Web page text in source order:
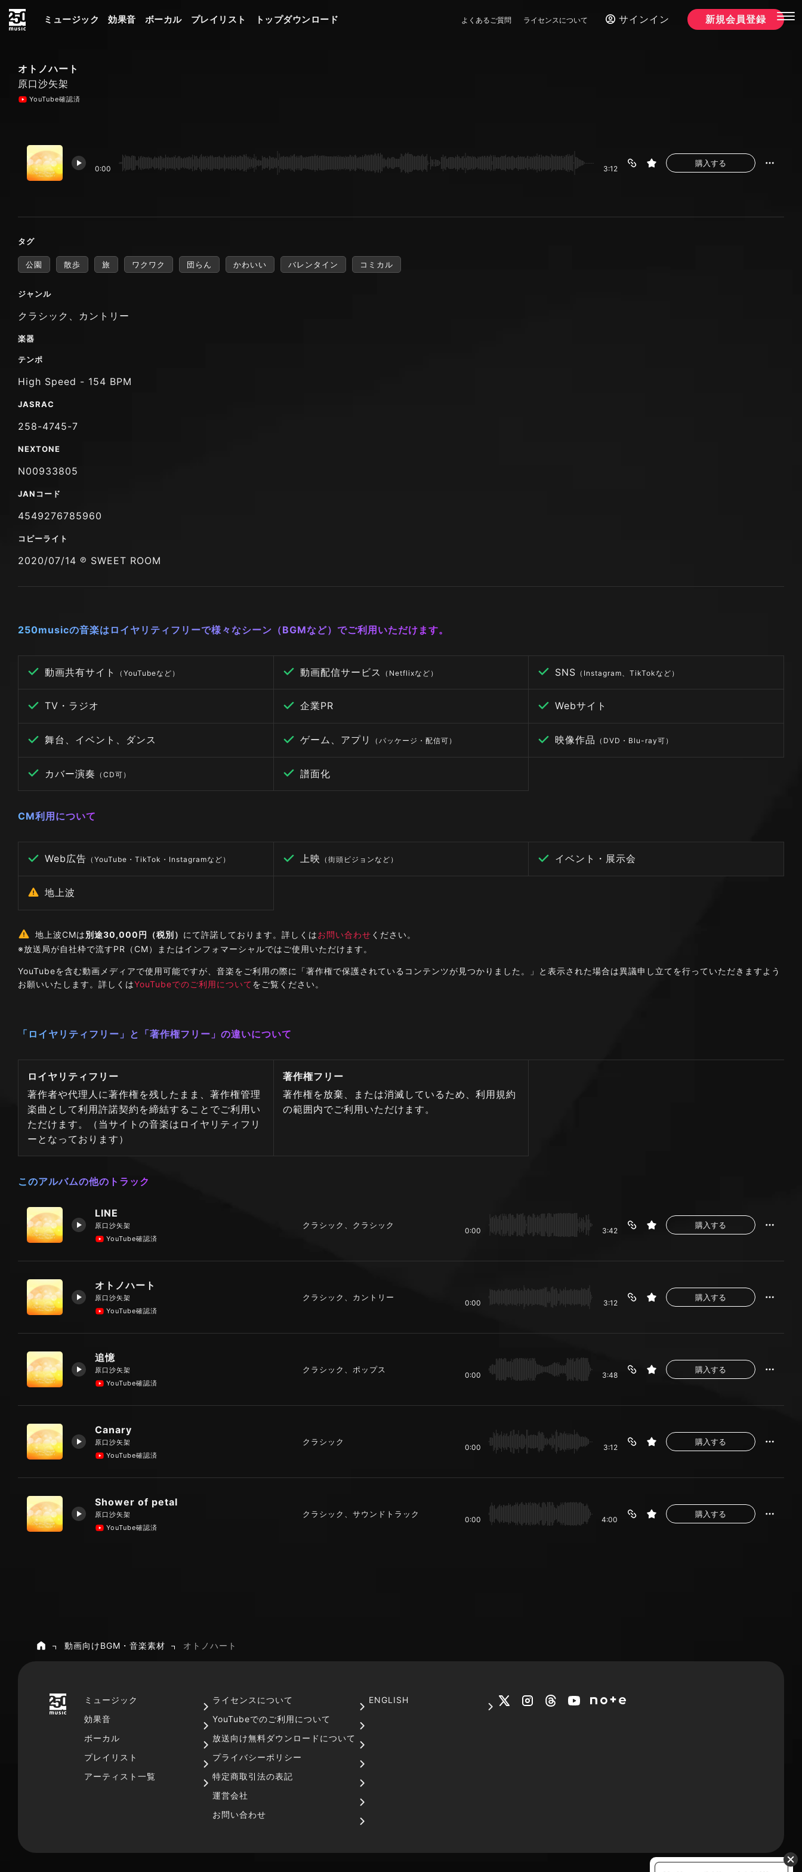
ミュージック 効果音 ボーカル プレイリスト トップダウンロード よくあるご質問 ライセンスについて サインイン 新規会員登録
オトノハート
原口沙矢架
YouTube確認済
0:00 3:12
購入する
タグ
公園 散歩 旅 ワクワク 団らん かわいい バレンタイン コミカル
ジャンル
クラシック、カントリー
楽器
テンポ
High Speed - 154 BPM
JASRAC
258-4745-7
NEXTONE
N00933805
JANコード
4549276785960
コピーライト
2020/07/14 ℗ SWEET ROOM
250musicの音楽はロイヤリティフリーで様々なシーン（BGMなど）でご利用いただけます。
動画共有サイト （YouTubeなど） 動画配信サービス （Netflixなど） SNS （Instagram、TikTokなど）
TV・ラジオ 企業PR Webサイト
舞台、イベント、ダンス ゲーム、アプリ （パッケージ・配信可） 映像作品 （DVD・Blu-ray可）
カバー演奏 （CD可） 譜面化
CM利用について
Web広告 （YouTube・TikTok・Instagramなど） 上映 （街頭ビジョンなど） イベント・展示会
地上波
地上波CMは別途30,000円（税別） にて許諾しております。詳しくはお問い合わせ ください。
※放送局が自社枠で流すPR（CM）またはインフォマーシャルではご使用いただけます。
YouTubeを含む動画メディアで使用可能ですが、音楽をご利用の際に「著作権で保護されているコンテンツが見つかりました。」と表示された場合は異議申し立てを行っていただきますよう
お願いいたします。詳しくはYouTubeでのご利用についてをご覧ください。
「ロイヤリティフリー」と「著作権フリー」の違いについて
ロイヤリティフリー
著作者や代理人に著作権を残したまま、著作権管理
楽曲として利用許諾契約を締結することでご利用い
ただけます。（当サイトの音楽はロイヤリティフリ
ーとなっております）
著作権フリー
著作権を放棄、または消滅しているため、利用規約
の範囲内でご利用いただけます。
このアルバムの他のトラック
LINE
原口沙矢架
YouTube確認済
クラシック、クラシック
0:00 3:42
購入する
オトノハート
原口沙矢架
YouTube確認済
クラシック、カントリー
0:00 3:12
購入する
追憶
原口沙矢架
YouTube確認済
クラシック、ポップス
0:00 3:48
購入する
Canary
原口沙矢架
YouTube確認済
クラシック
0:00 3:12
購入する
Shower of petal
原口沙矢架
YouTube確認済
クラシック、サウンドトラック
0:00 4:00
購入する
ホーム動画向けBGM・音楽素材 オトノハート
ミュージック
効果音
ボーカル
プレイリスト
アーティスト一覧
ライセンスについて
YouTubeでのご利用について
放送向け無料ダウンロードについて
プライバシーポリシー
特定商取引法の表記
運営会社
お問い合わせ
ENGLISH